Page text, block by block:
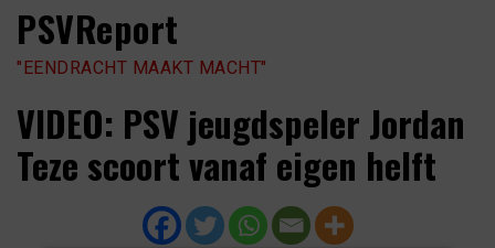
PSVReport
"EENDRACHT MAAKT MACHT"
VIDEO: PSV jeugdspeler Jordan
Teze scoort vanaf eigen helft